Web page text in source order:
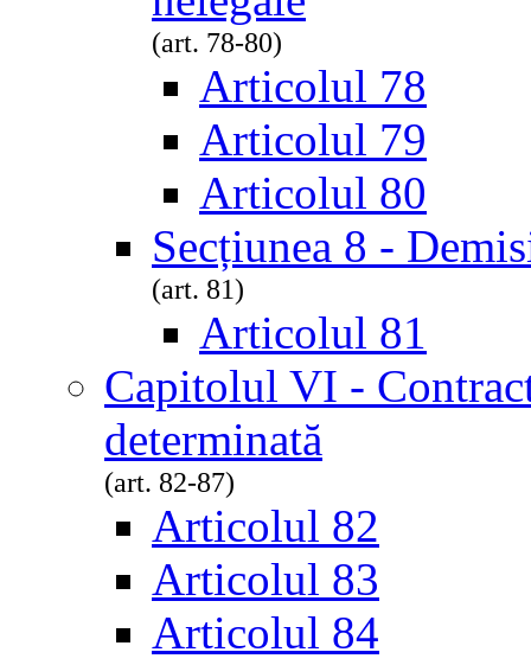
(art. 78-80)
Articolul 78
Articolul 79
Articolul 80
Secțiunea 8 -
(art. 81)
Articolul 81
Capitolul VI -
determinată
(art. 82-87)
Articolul 82
Articolul 83
Articolul 84